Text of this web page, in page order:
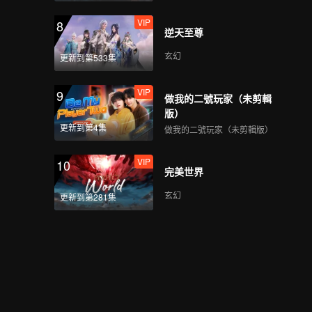
8
更新到第533集
VIP
逆天至尊
玄幻
9
更新到第4集
VIP
做我的二號玩家（未剪輯
版）
做我的二號玩家（未剪輯版）
10
更新到第281集
VIP
完美世界
玄幻